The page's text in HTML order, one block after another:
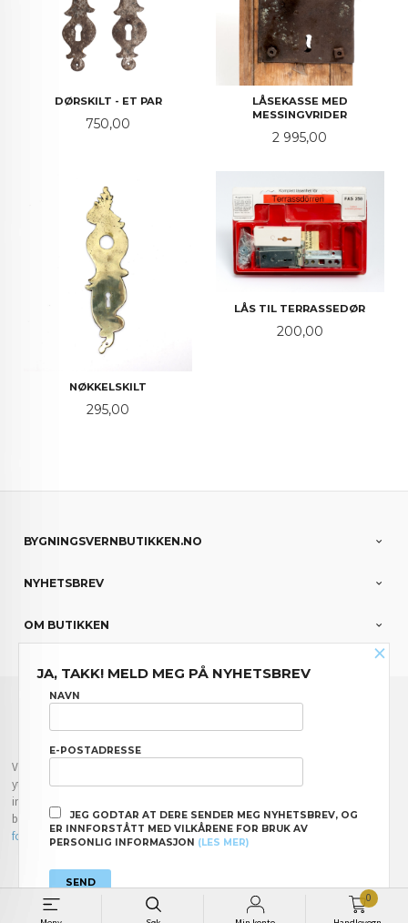
0
DØRSKILT - ET PAR
Pris
750,00
LÅSEKASSE MED
MESSINGVRIDER
Pris
2 995,00
NØKKELSKILT
Pris
295,00
LÅS TIL TERRASSEDØR
Pris
200,00
BYGNINGSVERNBUTIKKEN.NO
NYHETSBREV
OM BUTIKKEN
FRAKT
NYHETSBREV
Vår nettbutikk bruker cookies slik at du får en bedre kjøpsopplevelse og vi kan
yte deg bedre service. Vi bruker cookies hovedsaklig til å lagre
innloggingsdetaljer og huske hva du har puttet i handlekurven din. Fortsett å
bruke siden som normalt om du godtar dette.Les merellerendre innstillinger
for cookies.
×
JA, TAKK! MELD MEG PÅ NYHETSBREV
NAVN
E-POSTADRESSE
JEG GODTAR AT DERE SENDER MEG NYHETSBREV, OG
ER INNFORSTÅTT MED VILKÅRENE FOR BRUK AV
PERSONLIG INFORMASJON (LES MER)